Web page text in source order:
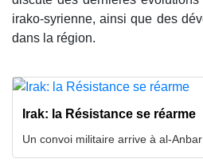
irako-syrienne, ainsi que des
dans la région.
Irak: la Résistance se réarme
Un convoi militaire arrive à al-Anbar